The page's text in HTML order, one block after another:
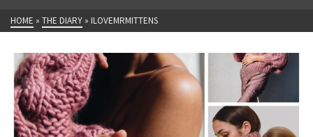
HOME » THE DIARY » ILOVEMRMITTENS